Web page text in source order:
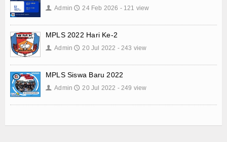
Akuntansi
Pemasaran
Berita
Pendidikan
Ekonomi
👤 Admin 🕔 24 Feb 2026 - 121 view
MPLS 2022 Hari Ke-2
👤 Admin 🕔 20 Jul 2022 - 243 view
MPLS Siswa Baru 2022
👤 Admin 🕔 20 Jul 2022 - 249 view